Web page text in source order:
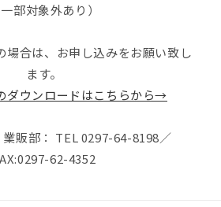
一部対象外あり）
場合は、お申し込みをお願い致し
ます。
ダウンロードはこちらから→
販部： TEL 0297-64-8198／
62-4352